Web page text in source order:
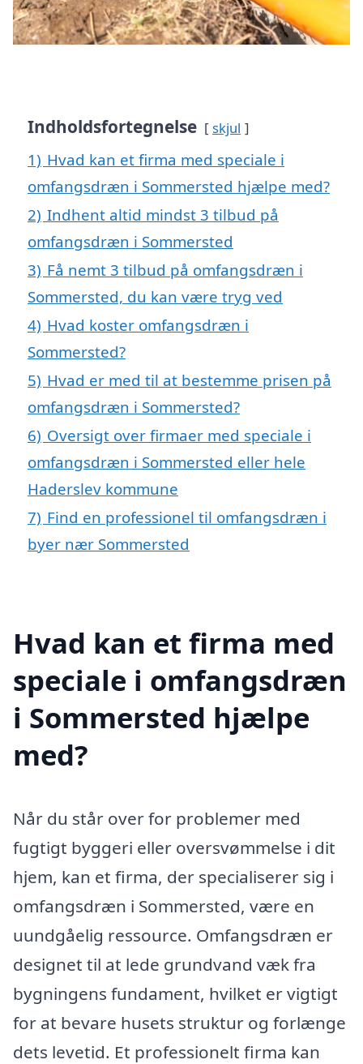
Indholdsfortegnelse skjul
1) Hvad kan et firma med speciale i
omfangsdræn i Sommersted hjælpe med?
2) Indhent altid mindst 3 tilbud på
omfangsdræn i Sommersted
3) Få nemt 3 tilbud på omfangsdræn i
Sommersted, du kan være tryg ved
4) Hvad koster omfangsdræn i
Sommersted?
5) Hvad er med til at bestemme prisen på
omfangsdræn i Sommersted?
6) Oversigt over firmaer med speciale i
omfangsdræn i Sommersted eller hele
Haderslev kommune
7) Find en professionel til omfangsdræn i
byer nær Sommersted
Hvad kan et firma med
speciale i omfangsdræn
i Sommersted hjælpe
med?
Når du står over for problemer med
fugtigt byggeri eller oversvømmelse i dit
hjem, kan et firma, der specialiserer sig i
omfangsdræn i Sommersted, være en
uundgåelig ressource. Omfangsdræn er
designet til at lede grundvand væk fra
bygningens fundament, hvilket er vigtigt
for at bevare husets struktur og forlænge
dets levetid. Et professionelt firma kan